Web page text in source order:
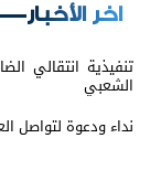
اخر الأخبار
تنفيذية انتقالي
الشعبي
نداء ودعوة لتواصل